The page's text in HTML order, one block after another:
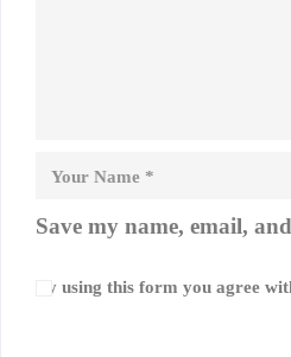
Save my name, email,
By using this form you agree